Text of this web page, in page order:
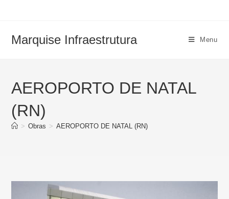
Marquise Infraestrutura Menu
AEROPORTO DE NATAL
(RN)
> Obras > AEROPORTO DE NATAL (RN)